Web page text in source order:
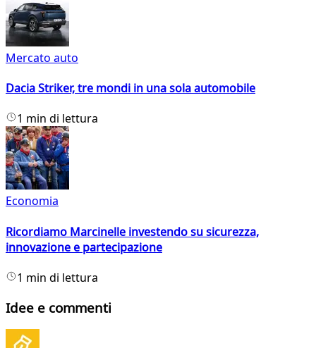
Mercato auto
Dacia Striker, tre mondi in una sola automobile
1 min di lettura
Economia
Ricordiamo Marcinelle investendo su sicurezza,
innovazione e partecipazione
1 min di lettura
Idee e commenti